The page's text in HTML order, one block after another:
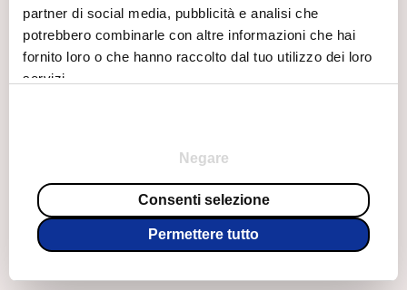
partner di social media, pubblicità e analisi che
potrebbero combinarle con altre informazioni che hai
fornito loro o che hanno raccolto dal tuo utilizzo dei loro
servizi.
Preferenze
Statistiche Permettere tutto
Consenti selezione
Negare